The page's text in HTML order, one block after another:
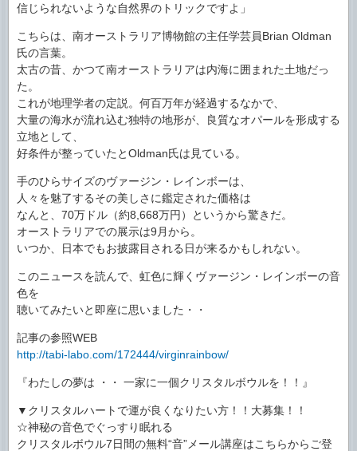
信じられないような自然界のトリックですよ」
こちらは、南オーストラリア博物館の主任学芸員Brian Oldman
氏の言葉。
太古の昔、かつて南オーストラリアは内海に囲まれた土地だっ
た。
これが地理学者の定説。何百万年が経過するなかで、
大量の海水が流れ込む独特の地形が、良質なオパールを形成する
立地として、
好条件が整っていたとOldman氏は見ている。
手のひらサイズのヴァージン・レインボーは、
人々を魅了するその美しさに鑑定された価格は
なんと、70万ドル（約8,668万円）というから驚きだ。
オーストラリアでの展示は9月から。
いつか、日本でもお披露目される日が来るかもしれない。
このニュースを読んで、虹色に輝くヴァージン・レインボーの音
色を
聴いてみたいと即座に思いました・・
記事の参照WEB
http://tabi-labo.com/172444/virginrainbow/
『わたしの夢は ・・ 一家に一個クリスタルボウルを！！』
▼クリスタルハートで運が良くなりたい方！！大募集！！
☆神秘の音色でぐっすり眠れる
クリスタルボウル7日間の無料“音”メール講座はこちらからご登